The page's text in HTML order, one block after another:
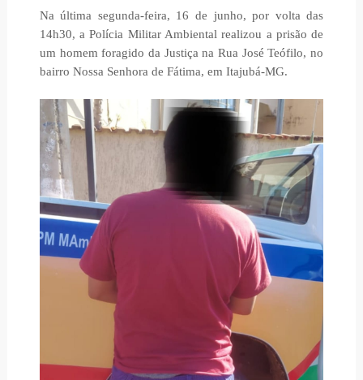
Na última segunda-feira, 16 de junho, por volta das
14h30, a Polícia Militar Ambiental realizou a prisão de
um homem foragido da Justiça na Rua José Teófilo, no
bairro Nossa Senhora de Fátima, em Itajubá-MG.